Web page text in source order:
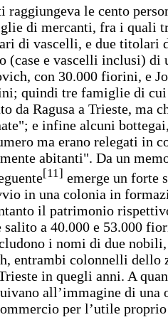
raggiungeva le cento
di mercanti, fra i quali
di vascelli, e due titolari
(case e vascelli inclusi) di
con 30.000 fiorini, e
quindi tre famiglie di
da Ragusa a Trieste, ma
e infine alcuni
ma erano relegati in
abitanti". Da un
[11] emerge un forte
in una colonia in
il patrimonio
salito a 40.000 e 53.000
i nomi di due
entrambi colonnelli dello
in quegli anni. A
all’immagine di una
per l’utile